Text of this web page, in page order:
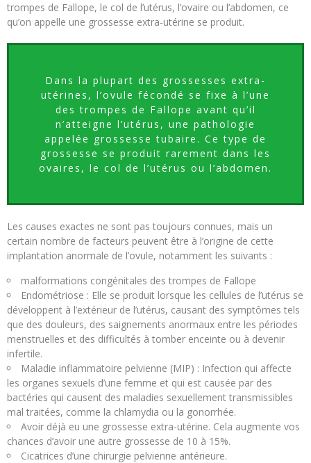
trompes de Fallope, le col de l’utérus, l’ovaire ou l’abdomen, ce
qu’on appelle une grossesse extra-utérine se produit.
Dans la plupart des grossesses extra-
utérines, l’ovule fécondé se fixe à l’une
des trompes de Fallope avant qu’il
n’atteigne l’utérus, une pathologie
appelée grossesse tubaire. Ce type de
grossesse se produit rarement dans les
ovaires, le col de l’utérus ou l’abdomen.
Les causes exactes ne sont pas toujours connues, mais un
certain nombre de facteurs peuvent être à l’origine de cette
implantation anormale de l’ovule, notamment les suivants :
malformations congénitales des trompes de Fallope
Endométriose : Elle se produit lorsque les cellules de l’utérus se
développent à l’extérieur de l’utérus, causant des symptômes tels
que des douleurs, des saignements anormaux entre les périodes
menstruelles et des difficultés à tomber enceinte ou à devenir
infertile.
Maladie inflammatoire pelvienne (MIP) : Infection qui affecte
les organes sexuels d’une femme et qui est causée par des
bactéries qui causent des maladies sexuellement transmissibles
mal traitées, comme la chlamydia ou la gonorrhée.
Avoir déjà eu une grossesse extra-utérine. Cela augmente vos
chances d’avoir une autre grossesse de 10 à 15%.
Cicatrices d’une chirurgie pelvienne antérieure.